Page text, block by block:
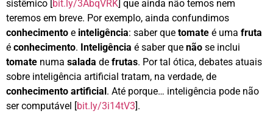
sistêmico [bit.ly/3AbqVRK] que ainda não temos nem
teremos em breve. Por exemplo, ainda confundimos
conhecimento e inteligência: saber que tomate é uma fruta
é conhecimento. Inteligência é saber que não se inclui
tomate numa salada de frutas. Por tal ótica, debates atuais
sobre inteligência artificial tratam, na verdade, de
conhecimento artificial . Até porque… inteligência pode não
ser computável [bit.ly/3i14tV3].